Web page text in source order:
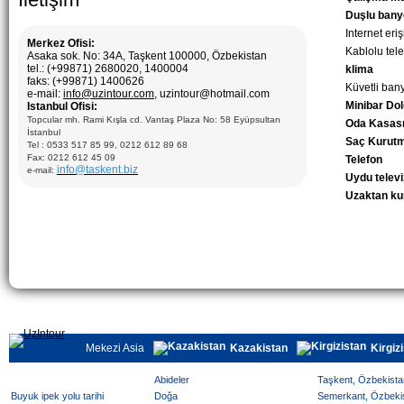
Merkez Ofisi:
Asaka sok. No: 34A, Taşkent 100000, Özbekistan
tel.: (+99871) 2680020, 1400004
faks: (+99871) 1400626
e-mail: info@uzintour.com, uzintour@hotmail.com
Istanbul Ofisi:
Topcular mh. Rami Kışla cd. Vantaş Plaza No: 58 Eyüpsultan
İstanbul
Tel : 0533 517 85 99, 0212 612 89 68
Fax: 0212 612 45 09
e-mail: info@taskent.biz
Duşlu
Internet
Kablolu
klima
Küvetli
Minibar
Oda Kasası
Saç
Telefon
Uydu
Uzaktan
Mekezi Asia Kazakistan
Abideler
Buyuk ipek yolu tarihi
Doğa
Taşkent,
Semerkant,